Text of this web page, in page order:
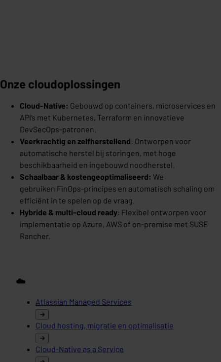
Onze cloudoplossingen
Cloud-Native: Gebouwd op containers, microservices en
API’s met Kubernetes, Terraform en innovatieve
DevSecOps-patronen.
Veerkrachtig en zelfherstellend: Ontworpen voor
automatische herstel bij storingen, met hoge
beschikbaarheid en ingebouwd noodherstel.
Schaalbaar & kostengeoptimaliseerd: We
gebruiken FinOps-principes en automatisch schaling om
efficiënt in te spelen op de vraag.
Hybride & multi-cloud ready: Flexibel ontworpen voor
implementatie op Azure, AWS of on-premise met SUSE
Rancher.
☁️
Atlassian Managed Services
Cloud hosting, migratie en optimalisatie
Cloud-Native as a Service